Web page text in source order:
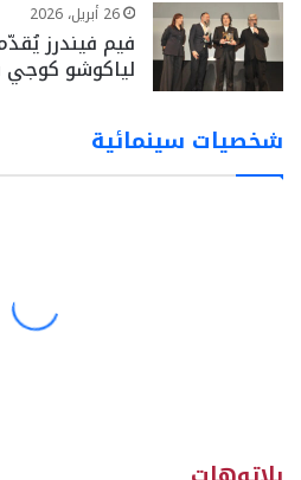
26 أبريل، 2026
فيم فيندرز
لياكوشو كوجي
شخصيات سينمائية